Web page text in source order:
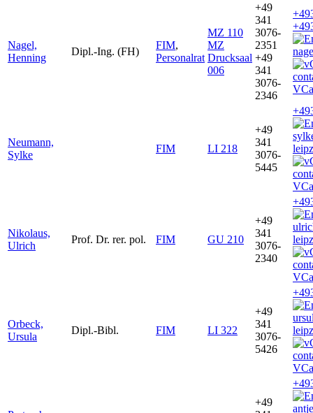
Nagel,
Henning
Dipl.-Ing. (FH)
FIM,
Personalrat
MZ 110
MZ
Drucksaal
006
+49
341
3076-
2351
+49
341
3076-
2346
Neumann,
Sylke
FIM LI 218
+49
341
3076-
5445
Nikolaus,
Ulrich
Prof. Dr. rer. pol. FIM GU 210
+49
341
3076-
2340
Orbeck,
Ursula
Dipl.-Bibl. FIM LI 322
+49
341
3076-
5426
+49